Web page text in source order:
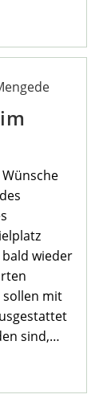
wieder
sollen mit
sind,…